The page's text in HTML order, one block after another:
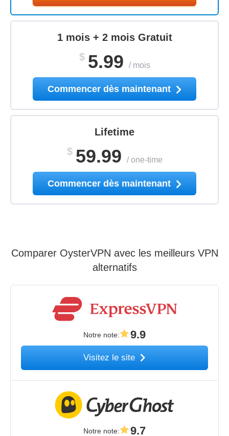
1 mois + 2 mois Gratuit
$ 5.99 / mois
Commencer dès maintenant
Lifetime
$ 59.99 /one-time
Commencer dès maintenant
Comparer OysterVPN avec les meilleurs VPN
alternatifs
Notre note: 9.9
Visitez le site
Notre note: 9.7